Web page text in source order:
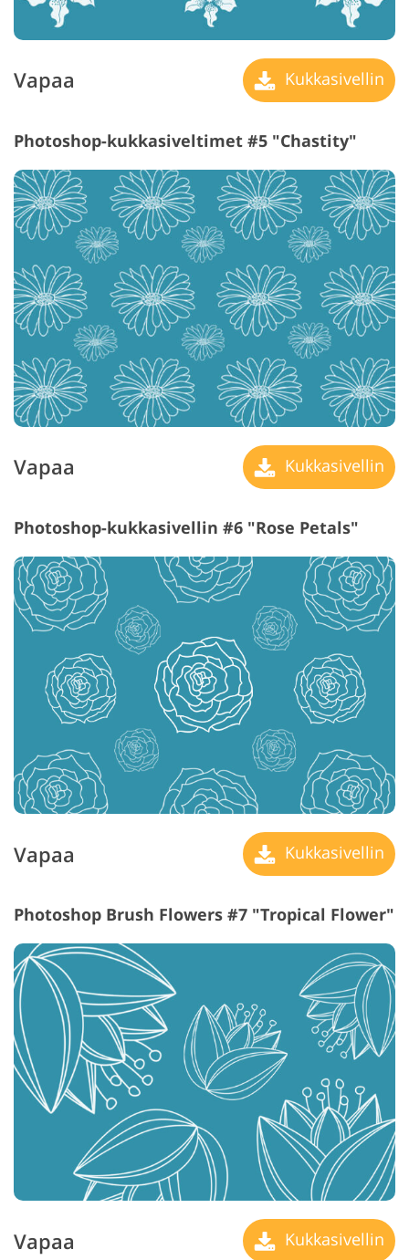
Vapaa Kukkasivellin
Photoshop-kukkasiveltimet #5 "Chastity"
Vapaa Kukkasivellin
Photoshop-kukkasivellin #6 "Rose Petals"
Vapaa Kukkasivellin
Photoshop Brush Flowers #7 "Tropical Flower"
Vapaa Kukkasivellin